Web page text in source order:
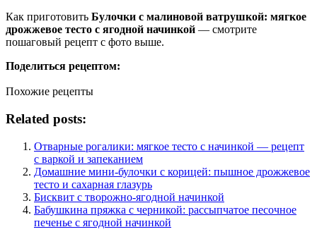
Как приготовить Булочки с малиновой ватрушкой: мягкое
дрожжевое тесто с ягодной начинкой — смотрите
пошаговый рецепт с фото выше.
Поделиться рецептом:
Похожие рецепты
Related posts:
Отварные рогалики: мягкое тесто с начинкой — рецепт
с варкой и запеканием
Домашние мини-булочки с корицей: пышное дрожжевое
тесто и сахарная глазурь
Бисквит с творожно-ягодной начинкой
Бабушкина пряжка с черникой: рассыпчатое песочное
печенье с ягодной начинкой